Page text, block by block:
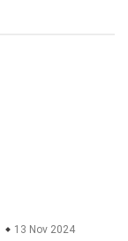
13 Nov 2024